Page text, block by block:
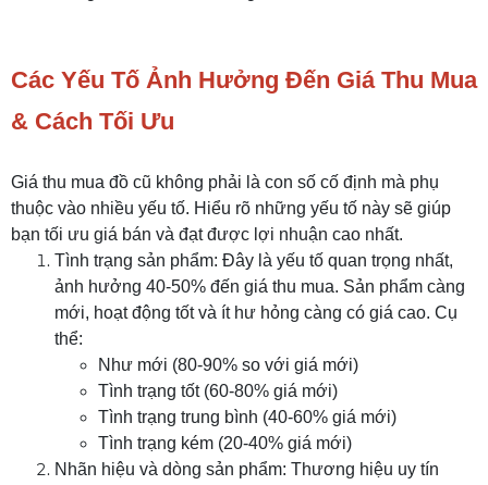
Các Yếu Tố Ảnh Hưởng Đến Giá Thu Mua
& Cách Tối Ưu
Giá thu mua đồ cũ không phải là con số cố định mà phụ
thuộc vào nhiều yếu tố. Hiểu rõ những yếu tố này sẽ giúp
bạn tối ưu giá bán và đạt được lợi nhuận cao nhất.
Tình trạng sản phẩm: Đây là yếu tố quan trọng nhất,
ảnh hưởng 40-50% đến giá thu mua. Sản phẩm càng
mới, hoạt động tốt và ít hư hỏng càng có giá cao. Cụ
thể:
Như mới (80-90% so với giá mới)
Tình trạng tốt (60-80% giá mới)
Tình trạng trung bình (40-60% giá mới)
Tình trạng kém (20-40% giá mới)
Nhãn hiệu và dòng sản phẩm: Thương hiệu uy tín